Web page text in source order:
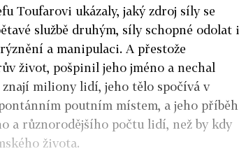
Toufarovi ukázaly, jaký zdroj síly se
službě druhým, síly schopné odolat i
a manipulaci. A přestože
život, pošpinil jeho jméno a nechal
znají miliony lidí, jeho tělo spočívá v
poutním místem, a jeho příběh
a různorodějšího počtu lidí, než by kdy
života.